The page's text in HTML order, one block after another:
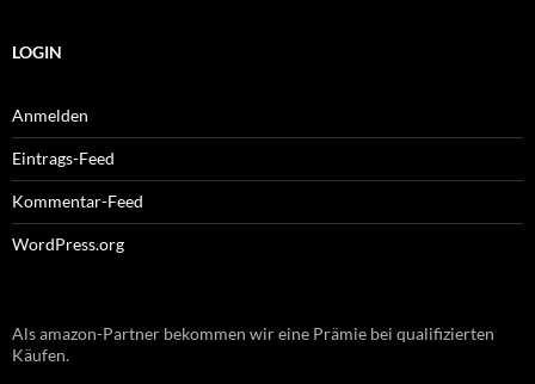
LOGIN
Anmelden
Eintrags-Feed
Kommentar-Feed
WordPress.org
Als amazon-Partner bekommen wir eine Prämie bei qualifizierten
Käufen.